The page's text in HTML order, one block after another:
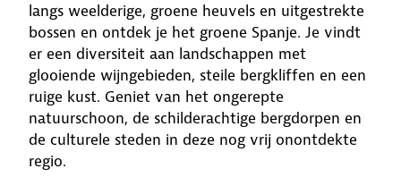
langs weelderige, groene heuvels en uitgestrekte
bossen en ontdek je het groene Spanje. Je vindt
er een diversiteit aan landschappen met
glooiende wijngebieden, steile bergkliffen en een
ruige kust. Geniet van het ongerepte
natuurschoon, de schilderachtige bergdorpen en
de culturele steden in deze nog vrij onontdekte
regio.